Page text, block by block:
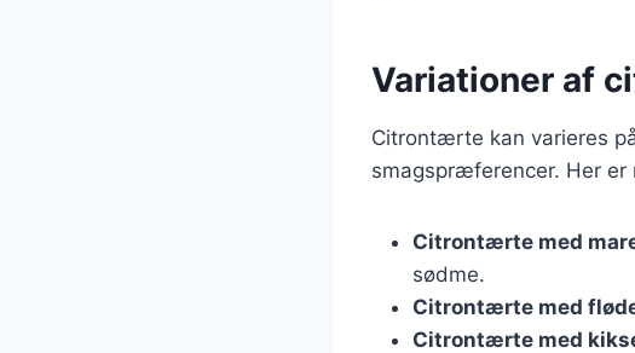
Variationer af
Citrontærte kan varieres
smagspræferencer. Her
Citrontærte med
sødme.
Citrontærte med
Citrontærte med